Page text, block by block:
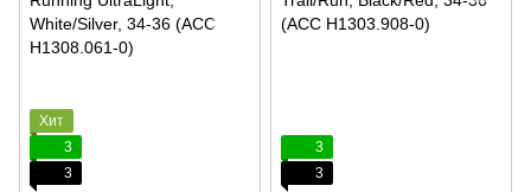
Хит
3
3
3
3